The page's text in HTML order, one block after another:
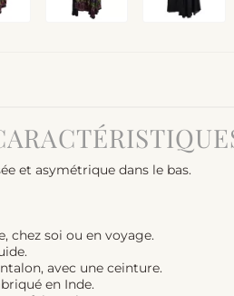
et asymétrique dans le bas.
chez soi ou en voyage.
avec une ceinture.
en Inde.